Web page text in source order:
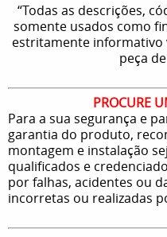
“Todas as descrições,
somente usados como
estritamente informativo
peça
PROCURE
Para a sua segurança e
garantia do produto,
montagem e instalação
qualificados e
por falhas, acidentes ou
incorretas ou realizadas